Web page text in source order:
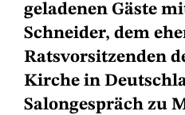
geladenen Gäste
Schneider, dem
Ratsvorsitzenden
Kirche in
Salongespräch zu